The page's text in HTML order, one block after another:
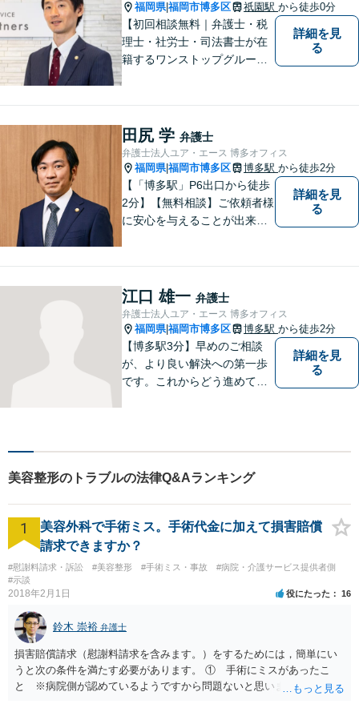
プクラスの豊富な実績。
福岡県|福岡市博多区 祇園駅 から徒歩0分
【初回相談無料｜弁護士・税
理士・社労士・司法書士が在
籍するワンストップグルー
等複数士業の知識が必要な案
件を一括して対応。九州トッ
プクラスの豊富な実績。
詳細を見
る
田尻 学 弁護士
弁護士法人ユア・エース 博多オフィス
福岡県|福岡市博多区 博多駅 から徒歩2分
【「博多駅」P6出口から徒歩
2分】【無料相談】ご依頼者様
に安心を与えることが出来る
いただくために、これからも
研鑽を積んでいきたいと考え
ております。
詳細を見
る
江口 雄一 弁護士
弁護士法人ユア・エース 博多オフィス
福岡県|福岡市博多区 博多駅 から徒歩2分
【博多駅3分】早めのご相談
が、より良い解決への第一歩
です。これからどう進めてい
せんので、遠慮なくご相談く
ださい。【分割払い利用可】
【電話・メール面談可】
詳細を見
る
美容整形のトラブルの法律Q&Aランキング
1
美容外科で手術ミス。手術代金に加えて損害賠償
請求できますか？
#慰謝料請求・訴訟 #美容整形 #手術ミス・事故
#病院・介護サービス提供者側
#示談
2018年2月1日 役にたった 16
鈴木 崇裕 弁護士
損害賠償請求（慰謝料請求を含みます。）をするためには，簡単にい
うと次の条件を満たす必要があります。 ① 手術にミスがあったこ
と ※病院側が認めているようですから問題ないと思います。 ② 手